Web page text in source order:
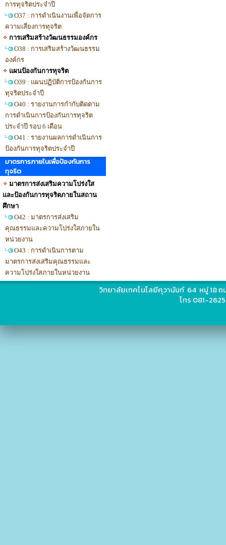
การทุจริตประจำปี
O37 : การดำเนินงานเพื่อจัดการ
ความเสี่ยงการทุจริต
การเสริมสร้างวัฒนธรรมองค์กร
O38 : การเสริมสร้างวัฒนธรรม
องค์กร
แผนป้องกันการทุจริต
O39 : แผนปฏิบัติการป้องกันการ
ทุจริตประจำปี
O40 : รายงานการกำกับติดตาม
การดำเนินการป้องกันการทุจริต
ประจำปี รอบ 6 เดือน
O41 : รายงานผลการดำเนินการ
ป้องกันการทุจริตประจำปี
มาตรการภายในเพื่อป้องกันการ
ทุจริต
มาตรการส่งเสริมความโปร่งใส
และป้องกันการทุจริตภายในสถาน
ศึกษา
O42 : มาตรการส่งเสริม
คุณธรรมและความโปร่งใสภายใน
หน่วยงาน
O43 : การดำเนินการตาม
มาตรการส่งเสริมคุณธรรมและ
ความโปร่งใสภายในหน่วยงาน
วิทยาลัยเทคโนโลยีคุวานันท์ 64 หมู่ 18
โทร 081-